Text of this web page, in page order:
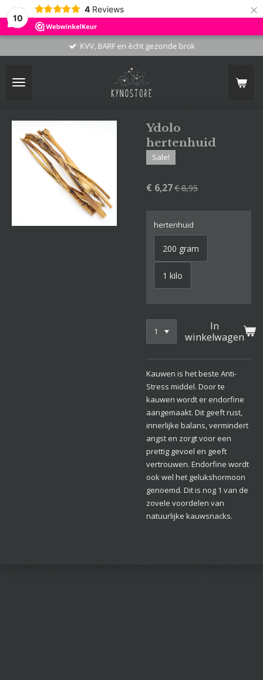
10
4 Reviews ×
KVV, BARF en ècht gezonde brok
Ydolo
hertenhuid
Sale!
€ 6,27€ 8,95
hertenhuid
200 gram
1 kilo
In
winkelwagen
Kauwen is het beste Anti-
Stress middel. Door te
kauwen wordt er endorfine
aangemaakt. Dit geeft rust,
innerlijke balans, vermindert
angst en zorgt voor een
prettig gevoel en geeft
vertrouwen. Endorfine wordt
ook wel het gelukshormoon
genoemd. Dit is nog 1 van de
zovele voordelen van
natuurlijke kauwsnacks.